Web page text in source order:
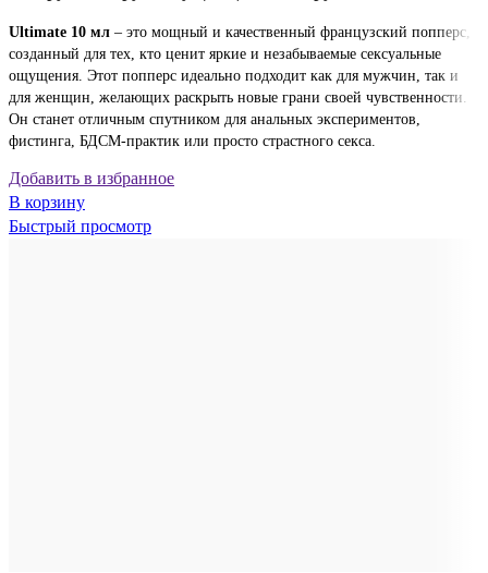
Ultimate 10 мл – это мощный и качественный французский попперс,
созданный для тех, кто ценит яркие и незабываемые сексуальные
ощущения. Этот попперс идеально подходит как для мужчин, так и
для женщин, желающих раскрыть новые грани своей чувственности.
Он станет отличным спутником для анальных экспериментов,
фистинга, БДСМ-практик или просто страстного секса.
Добавить в избранное
В корзину
Быстрый просмотр